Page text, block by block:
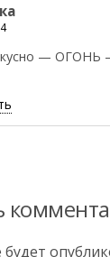
— ОГОНЬ